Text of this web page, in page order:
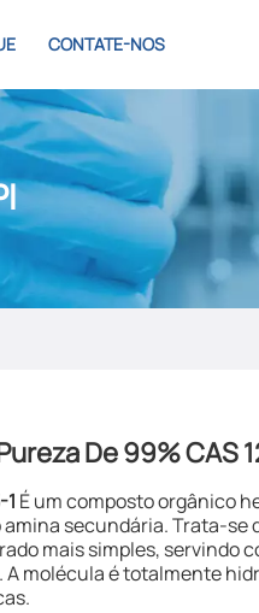
CONTATE-NOS
De 99% CAS
É um composto orgânico
secundária. Trata-se
mais simples, servindo
A molécula é totalmente